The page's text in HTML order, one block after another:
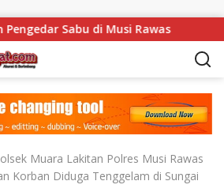
di Musi Rawas Tak Sekadar
Muara Lakitan Polres Musi Rawas
Korban Diduga Tenggelam di Sungai